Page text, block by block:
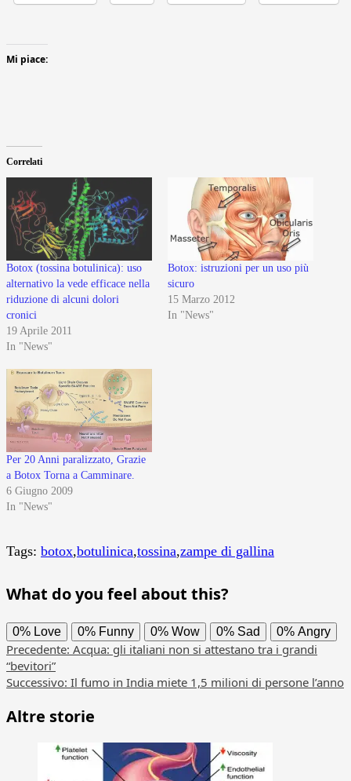
Mi piace:
Correlati
Botox (tossina botulinica): uso
alternativo la vede efficace nella
riduzione di alcuni dolori
cronici
19 Aprile 2011
In "News"
Botox: istruzioni per un uso più
sicuro
15 Marzo 2012
In "News"
Per 20 Anni paralizzato, Grazie
a Botox Torna a Camminare.
6 Giugno 2009
In "News"
Tags: botox,botulinica,tossina,zampe di gallina
What do you feel about this?
0% Love 0% Funny 0% Wow 0% Sad 0% Angry
Navigazione
articolo
Precedente: Acqua: gli italiani non si attestano tra i grandi
“bevitori”
Successivo: Il fumo in India miete 1,5 milioni di persone l’anno
Altre storie